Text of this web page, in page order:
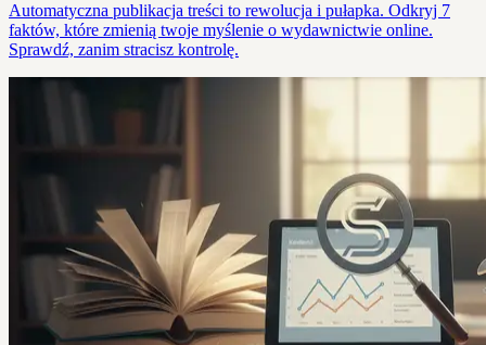
Automatyczna publikacja treści to rewolucja i pułapka. Odkryj 7
faktów, które zmienią twoje myślenie o wydawnictwie online.
Sprawdź, zanim stracisz kontrolę.